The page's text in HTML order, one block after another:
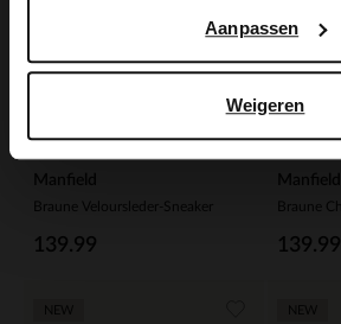
Aanpassen
Weigeren
Manfield
Braune Veloursleder-Sneaker
139.99
Manfield
139.99